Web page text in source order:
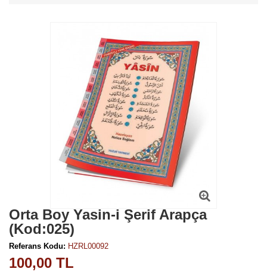
Orta Boy Yasin-i Şerif Arapça
(Kod:025)
Referans Kodu: HZRL00092
100,00 TL